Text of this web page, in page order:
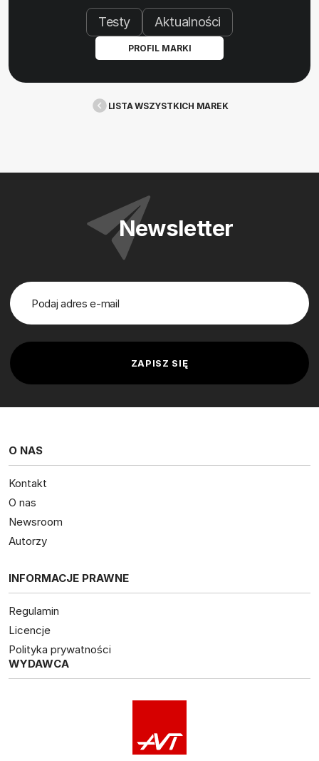
Testy Aktualności
PROFIL MARKI
LISTA WSZYSTKICH MAREK
Newsletter
O NAS
Kontakt
O nas
Newsroom
Autorzy
INFORMACJE PRAWNE
Regulamin
Licencje
Polityka prywatności
WYDAWCA